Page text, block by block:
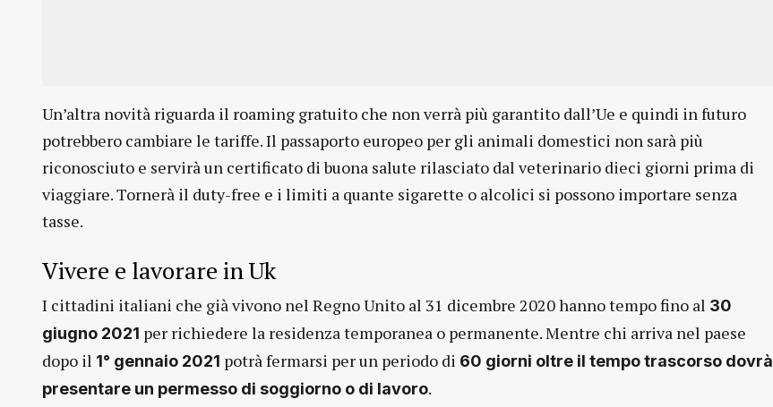
Un’altra novità riguarda il roaming gratuito che non verrà più garantito dall’Ue e quindi in futuro
potrebbero cambiare le tariffe. Il passaporto europeo per gli animali domestici non sarà più
riconosciuto e servirà un certificato di buona salute rilasciato dal veterinario dieci giorni prima di
viaggiare. Tornerà il duty-free e i limiti a quante sigarette o alcolici si possono importare senza
tasse.
Vivere e lavorare in Uk
I cittadini italiani che già vivono nel Regno Unito al 31 dicembre 2020 hanno tempo fino al 30
giugno 2021 per richiedere la residenza temporanea o permanente. Mentre chi arriva nel paese
dopo il 1° gennaio 2021 potrà fermarsi per un periodo di 60 giorni oltre il tempo trascorso dovrà
presentare un permesso di soggiorno o di lavoro.